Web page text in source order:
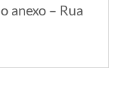
anexo – Rua